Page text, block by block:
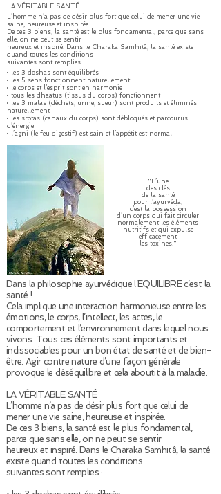
LA VÉRITABLE SANTÉ
L’homme n’a pas de désir plus fort que celui de mener une vie
saine, heureuse et inspirée.
De ces 3 biens, la santé est le plus fondamental, parce que sans
elle, on ne peut se sentir
heureux et inspiré. Dans le Charaka Samhitâ, la santé existe
quand toutes les conditions
suivantes sont remplies :
• les 3 doshas sont équilibrés
• les 5 sens fonctionnent naturellement
• le corps et l’esprit sont en harmonie
• tous les dhaatus (tissus du corps) fonctionnent
• les 3 malas (déchets, urine, sueur) sont produits et éliminés
naturellement
• les srotas (canaux du corps) sont débloqués et parcourus
d’énergie
• l’agni (le feu digestif) est sain et l’appétit est normal
"L’une
des clés
de la santé
pour l’ayurvéda,
c’est la possession
d’un corps qui fait circuler
normalement les éléments
nutritifs et qui expulse
efficacement
les toxines."
Dans la philosophie ayurvédique l’EQUILIBRE c’est la
santé !
Cela implique une interaction harmonieuse entre les
émotions, le corps, l’intellect, les actes, le
comportement et l’environnement dans lequel nous
vivons. Tous ces éléments sont importants et
indissociables pour un bon état de santé et de bien-
être. Agir contre nature d’une façon générale
provoque le déséquilibre et cela aboutit à la maladie.
LA VÉRITABLE SANTÉ
L’homme n’a pas de désir plus fort que celui de
mener une vie saine, heureuse et inspirée.
De ces 3 biens, la santé est le plus fondamental,
parce que sans elle, on ne peut se sentir
heureux et inspiré. Dans le Charaka Samhitâ, la santé
existe quand toutes les conditions
suivantes sont remplies :